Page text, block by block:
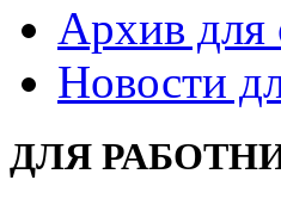
Архив
Новости
ДЛЯ